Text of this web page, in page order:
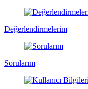
Değerlendirmelerim
Sorularım